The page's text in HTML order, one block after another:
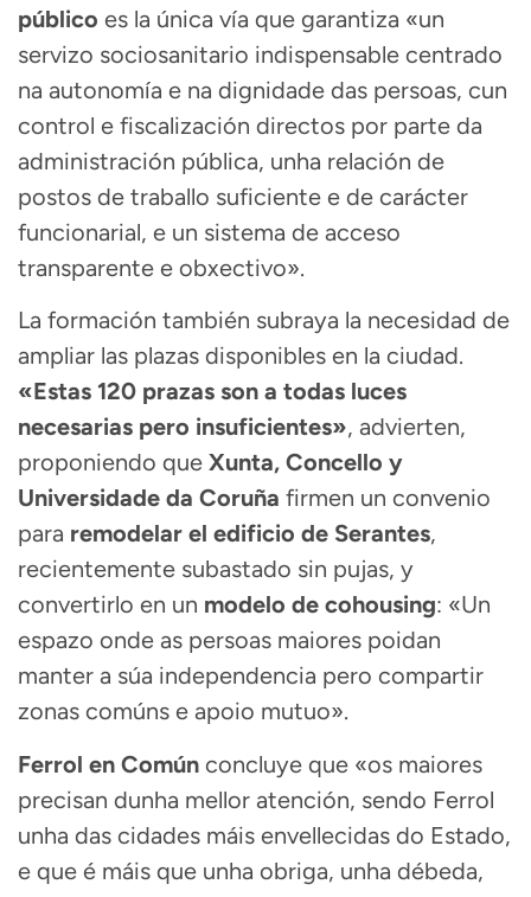
público es la única vía que garantiza «un
servizo sociosanitario indispensable centrado
na autonomía e na dignidade das persoas, cun
control e fiscalización directos por parte da
administración pública, unha relación de
postos de traballo suficiente e de carácter
funcionarial, e un sistema de acceso
transparente e obxectivo».
La formación también subraya la necesidad de
ampliar las plazas disponibles en la ciudad.
«Estas 120 prazas son a todas luces
necesarias pero insuficientes», advierten,
proponiendo que Xunta, Concello y
Universidade da Coruña firmen un convenio
para remodelar el edificio de Serantes,
recientemente subastado sin pujas, y
convertirlo en un modelo de cohousing: «Un
espazo onde as persoas maiores poidan
manter a súa independencia pero compartir
zonas comúns e apoio mutuo».
Ferrol en Común concluye que «os maiores
precisan dunha mellor atención, sendo Ferrol
unha das cidades máis envellecidas do Estado,
e que é máis que unha obriga, unha débeda,